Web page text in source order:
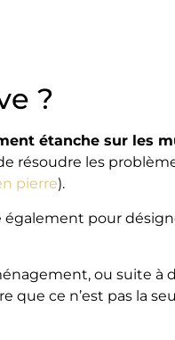
?
étanche sur les
résoudre les
pierre).
également pour
ou suite à
ce n’est pas la